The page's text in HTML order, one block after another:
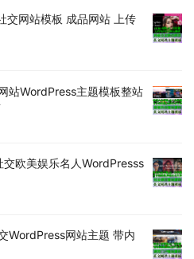
交网站模板 成品网站 上传
站WordPress主题模板整站
欧美娱乐名人WordPresss
WordPress网站主题 带内